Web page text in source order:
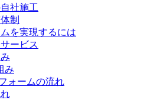
社施工
制
を実現するには
ービス
み
ォームの流れ